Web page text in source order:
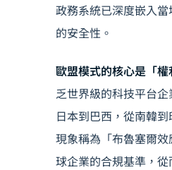
政務系統已深度嵌入
的安全性。
歐盟模式的核心是「
乏世界級的科技平台
日本到巴西，從南韓
現象稱為「布魯塞爾
球企業的合規基準，